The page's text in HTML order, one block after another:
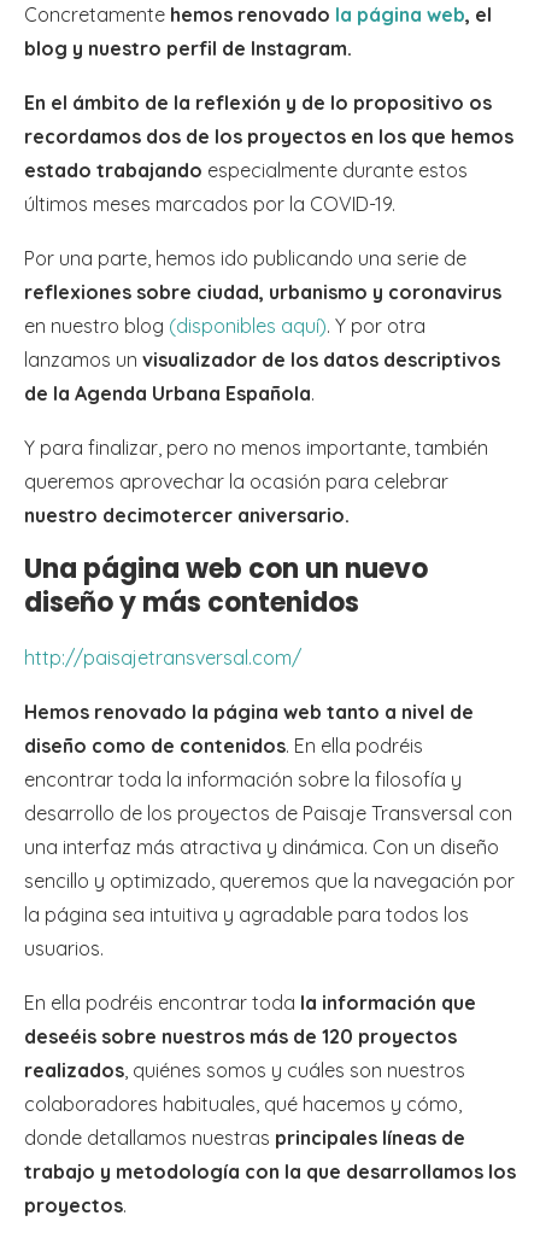
Concretamente hemos renovado la página web, el
blog y nuestro perfil de Instagram.
En el ámbito de la reflexión y de lo propositivo os
recordamos dos de los proyectos en los que hemos
estado trabajando especialmente durante estos
últimos meses marcados por la COVID-19.
Por una parte, hemos ido publicando una serie de
reflexiones sobre ciudad, urbanismo y coronavirus
en nuestro blog (disponibles aquí). Y por otra
lanzamos un visualizador de los datos descriptivos
de la Agenda Urbana Española.
Y para finalizar, pero no menos importante, también
queremos aprovechar la ocasión para celebrar
nuestro decimotercer aniversario.
Una página web con un nuevo
diseño y más contenidos
http://paisajetransversal.com/
Hemos renovado la página web tanto a nivel de
diseño como de contenidos. En ella podréis
encontrar toda la información sobre la filosofía y
desarrollo de los proyectos de Paisaje Transversal con
una interfaz más atractiva y dinámica. Con un diseño
sencillo y optimizado, queremos que la navegación por
la página sea intuitiva y agradable para todos los
usuarios.
En ella podréis encontrar toda la información que
deseéis sobre nuestros más de 120 proyectos
realizados, quiénes somos y cuáles son nuestros
colaboradores habituales, qué hacemos y cómo,
donde detallamos nuestras principales líneas de
trabajo y metodología con la que desarrollamos los
proyectos.